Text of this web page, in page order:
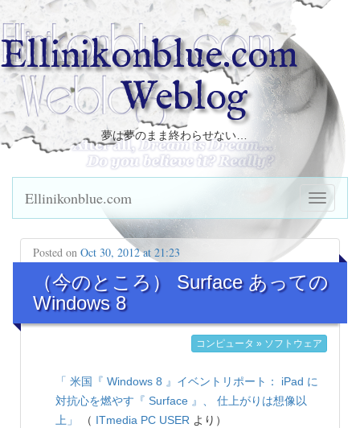
Ellinikonblue.com
Weblog
夢は夢のまま終わらせない…
Ellinikonblue.com
Posted on Oct 30, 2012 at 21:23
（今のところ） Surface あっての
Windows 8
コンピュータ » ソフトウェア
「 米国『 Windows 8 』イベントリポート： iPad に
対抗心を燃やす『 Surface 』、 仕上がりは想像以
上」
（ ITmedia PC USER より）